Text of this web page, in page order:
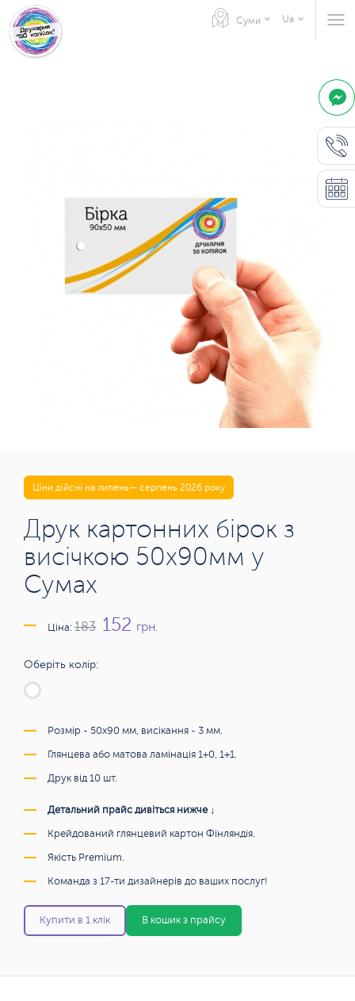
Суми Ua
Ціни дійсні на липень— серпень 2026 року
Друк картонних бірок з
висічкою 50х90мм у
Сумах
Ціна: 183 152 грн.
Оберіть колір:
Розмір - 50х90 мм, висікання - 3 мм.
Глянцева або матова ламінація 1+0, 1+1.
Друк від 10 шт.
Детальний прайс дивіться нижче ↓
Крейдований глянцевий картон Фінляндія.
Якість Premium.
Команда з 17-ти дизайнерів до ваших послуг!
Купити в 1 клік В кошик з прайсу